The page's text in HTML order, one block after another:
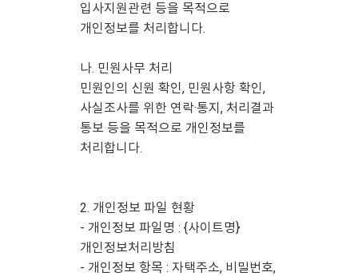
입사지원관련 등을 목적으로
개인정보를 처리합니다.
나. 민원사무 처리
민원인의 신원 확인, 민원사항 확인,
사실조사를 위한 연락·통지, 처리결과
통보 등을 목적으로 개인정보를
처리합니다.
2. 개인정보 파일 현황
- 개인정보 파일명 : {사이트명}
개인정보처리방침
- 개인정보 항목 : 자택주소, 비밀번호,